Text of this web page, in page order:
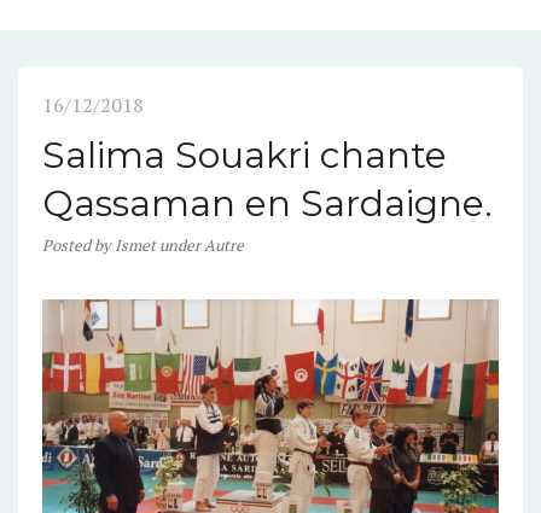
16/12/2018
Salima Souakri chante
Qassaman en Sardaigne.
PostedbyIsmet underAutre